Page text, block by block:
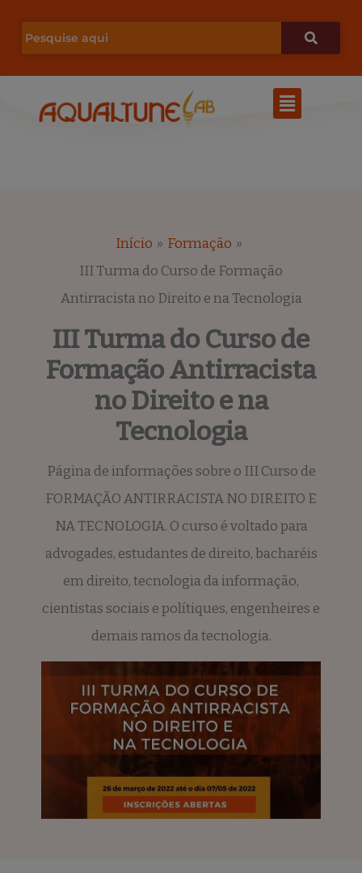
para
Menu
Início
Formação
III Turma do Curso de Formação
Antirracista no Direito e na Tecnologia
III Turma do Curso de
Formação Antirracista
no Direito e na
Tecnologia
Página de informações sobre o III Curso de
FORMAÇÃO ANTIRRACISTA NO DIREITO E
NA TECNOLOGIA. O curso é voltado para
advogades, estudantes de direito, bacharéis
em direito, tecnologia da informação,
cientistas sociais e polítiques, engenheires e
demais ramos da tecnologia.